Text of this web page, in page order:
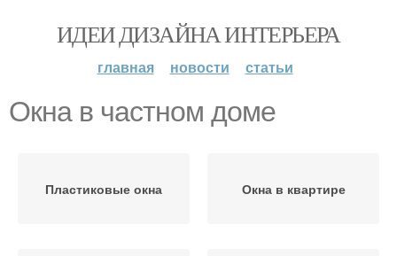
ИДЕИ ДИЗАЙНА ИНТЕРЬЕРА
главная новости статьи
Окна в частном доме
Пластиковые окна Окна в квартире